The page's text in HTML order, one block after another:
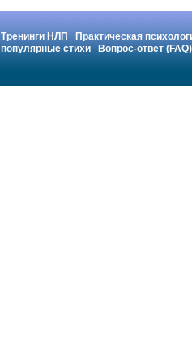
Тренинги НЛП
Практическая
популярные стихи
Вопрос-ответ (FAQ)